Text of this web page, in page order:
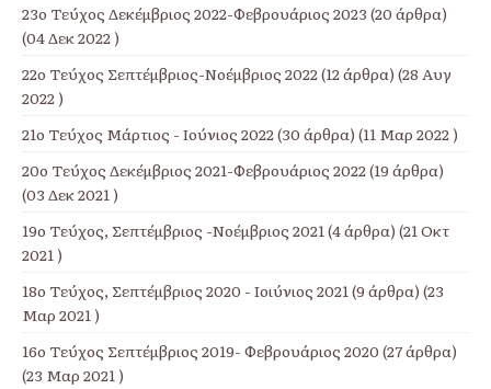
23ο Τεύχος Δεκέμβριος 2022-Φεβρουάριος 2023 (20 άρθρα)
(04 Δεκ 2022 )
22ο Τεύχος Σεπτέμβριος-Νοέμβριος 2022(12 άρθρα) (28 Αυγ
2022 )
21ο Τεύχος Μάρτιος - Ιούνιος 2022(30 άρθρα) (11 Μαρ 2022 )
20ο Τεύχος Δεκέμβριος 2021-Φεβρουάριος 2022(19 άρθρα)
(03 Δεκ 2021 )
19ο Τεύχος, Σεπτέμβριος -Νοέμβριος 2021 (4 άρθρα) (21 Οκτ
2021 )
18ο Τεύχος, Σεπτέμβριος 2020 - Ιοιύνιος 2021 (9 άρθρα) (23
Μαρ 2021 )
16ο Τεύχος Σεπτέμβριος 2019- Φεβρουάριος 2020 (27 άρθρα)
(23 Μαρ 2021 )